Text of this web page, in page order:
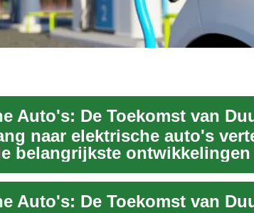
naar elektrische auto's
belangrijkste